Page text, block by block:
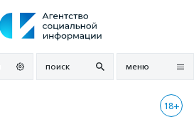
поиск меню
18+